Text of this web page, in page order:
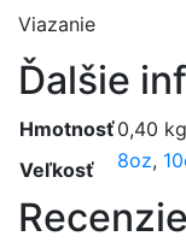
Viazanie
Ďalšie
Hmotnosť0,40 kg
Veľkosť
8oz,
Recenzie